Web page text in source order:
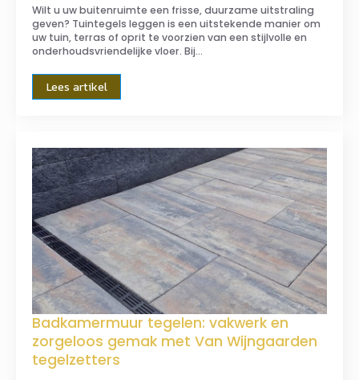
Wilt u uw buitenruimte een frisse, duurzame uitstraling
geven? Tuintegels leggen is een uitstekende manier om
uw tuin, terras of oprit te voorzien van een stijlvolle en
onderhoudsvriendelijke vloer. Bij…
Lees artikel
Badkamermuur tegelen: vakwerk en
zorgeloos gemak met Van Wijngaarden
tegelzetters